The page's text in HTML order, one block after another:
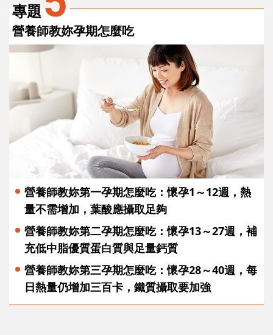
專題
營養師教妳孕期怎麼吃
營養師教妳第一孕期怎麼吃：懷孕1～12週，熱
量不需增加，葉酸應攝取足夠
營養師教妳第二孕期怎麼吃：懷孕13～27週，補
充低中脂優質蛋白質與足量鈣質
營養師教妳第三孕期怎麼吃：懷孕28～40週，每
日熱量仍增加三百卡，鐵質攝取要加強